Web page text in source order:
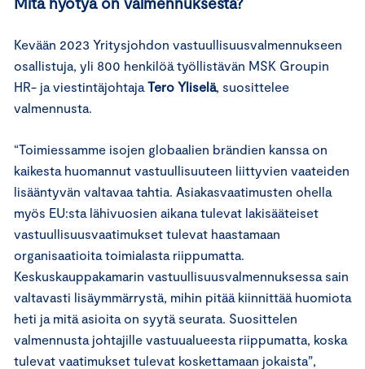
Kevään 2023 Yritysjohdon vastuullisuusvalmennukseen
osallistuja, yli 800 henkilöä työllistävän MSK Groupin
HR- ja viestintäjohtaja Tero Yliselä, suosittelee
valmennusta.
“Toimiessamme isojen globaalien brändien kanssa on
kaikesta huomannut vastuullisuuteen liittyvien vaateiden
lisääntyvän valtavaa tahtia. Asiakasvaatimusten ohella
myös EU:sta lähivuosien aikana tulevat lakisääteiset
vastuullisuusvaatimukset tulevat haastamaan
organisaatioita toimialasta riippumatta.
Keskuskauppakamarin vastuullisuusvalmennuksessa sain
valtavasti lisäymmärrystä, mihin pitää kiinnittää huomiota
heti ja mitä asioita on syytä seurata. Suosittelen
valmennusta johtajille vastuualueesta riippumatta, koska
tulevat vaatimukset tulevat koskettamaan jokaista”,